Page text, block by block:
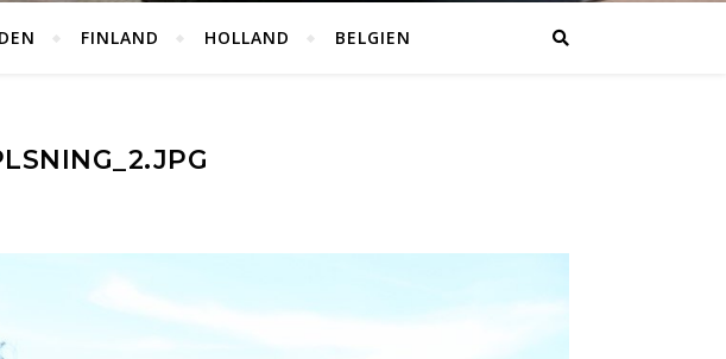
FINLAND HOLLAND BELGIEN